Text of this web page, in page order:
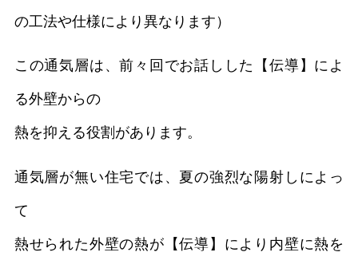
の工法や仕様により異なります）
この通気層は、前々回でお話しした【伝導】によ
る外壁からの
熱を抑える役割があります。
通気層が無い住宅では、夏の強烈な陽射しによっ
て
熱せられた外壁の熱が【伝導】により内壁に熱を